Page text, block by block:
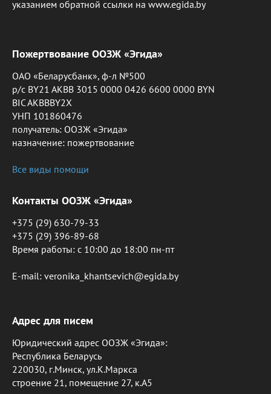
указанием обратной ссылки на www.egida.by
Пожертвование ООЗЖ «Эгида»
ОАО «Беларусбанк», ф-л №500
р/с BY21 AKBB 3015 0000 0426 6600 0000 BYN
BIC AKBBBY2X
УНП 101860476
получатель: ООЗЖ «Эгида»
назначение: пожертвование
Все виды помощи
Контакты ООЗЖ «Эгида»
+375 (29) 630-79-33
+375 (29) 396-89-68
Время работы: c 10:00 до 18:00 пн-пт
E-mail: veronika_khantsevich@egida.by
Адрес для писем
Юридический адрес ООЗЖ «Эгида»:
Республика Беларусь
220030, г.Минск, ул.К.Маркса
строение 21, помещение 27, к.А5